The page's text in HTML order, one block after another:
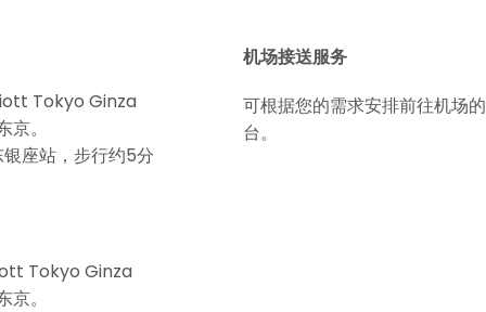
Tokyo Ginza
。
座站，步行约5分
Tokyo Ginza
。
机场接送服务
可根据您的需求安排前往机场
台。